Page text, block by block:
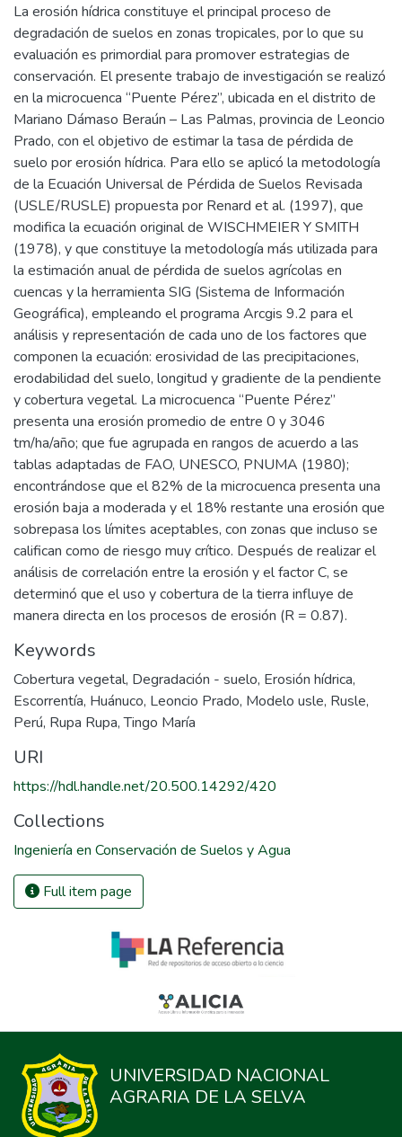
La erosión hídrica constituye el principal proceso de
degradación de suelos en zonas tropicales, por lo que su
evaluación es primordial para promover estrategias de
conservación. El presente trabajo de investigación se realizó
en la microcuenca “Puente Pérez”, ubicada en el distrito de
Mariano Dámaso Beraún – Las Palmas, provincia de Leoncio
Prado, con el objetivo de estimar la tasa de pérdida de
suelo por erosión hídrica. Para ello se aplicó la metodología
de la Ecuación Universal de Pérdida de Suelos Revisada
(USLE/RUSLE) propuesta por Renard et al. (1997), que
modifica la ecuación original de WISCHMEIER Y SMITH
(1978), y que constituye la metodología más utilizada para
la estimación anual de pérdida de suelos agrícolas en
cuencas y la herramienta SIG (Sistema de Información
Geográfica), empleando el programa Arcgis 9.2 para el
análisis y representación de cada uno de los factores que
componen la ecuación: erosividad de las precipitaciones,
erodabilidad del suelo, longitud y gradiente de la pendiente
y cobertura vegetal. La microcuenca “Puente Pérez”
presenta una erosión promedio de entre 0 y 3046
tm/ha/año; que fue agrupada en rangos de acuerdo a las
tablas adaptadas de FAO, UNESCO, PNUMA (1980);
encontrándose que el 82% de la microcuenca presenta una
erosión baja a moderada y el 18% restante una erosión que
sobrepasa los límites aceptables, con zonas que incluso se
califican como de riesgo muy crítico. Después de realizar el
análisis de correlación entre la erosión y el factor C, se
determinó que el uso y cobertura de la tierra influye de
manera directa en los procesos de erosión (R = 0.87).
Keywords
Cobertura vegetal, Degradación - suelo, Erosión hídrica,
Escorrentía, Huánuco, Leoncio Prado, Modelo usle, Rusle,
Perú, Rupa Rupa,Tingo María
URI
https://hdl.handle.net/20.500.14292/420
Collections
Ingeniería en Conservación de Suelos y Agua
Full item page
UNIVERSIDAD NACIONAL
AGRARIA DE LA SELVA